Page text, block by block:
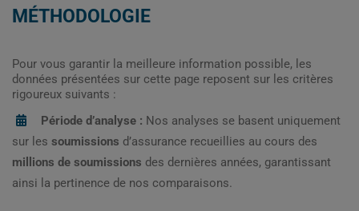
MÉTHODOLOGIE
Pour vous garantir la meilleure information possible, les
données présentées sur cette page reposent sur les critères
rigoureux suivants :
Période d’analyse : Nos analyses se basent uniquement
sur les soumissions d’assurance recueillies au cours des
millions de soumissions des dernières années, garantissant
ainsi la pertinence de nos comparaisons.